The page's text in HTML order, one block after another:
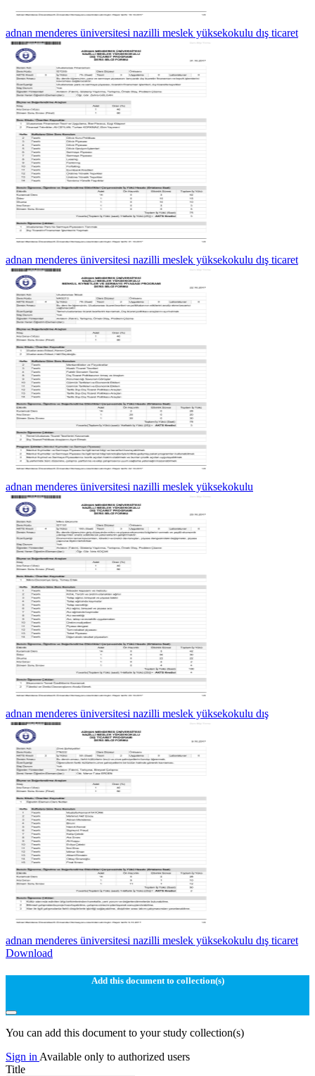
adnan menderes üniversitesi nazilli meslek yüksekokulu dış ticaret
adnan menderes üniversitesi nazilli meslek yüksekokulu dış ticaret
adnan menderes üniversitesi nazilli meslek yüksekokulu
adnan menderes üniversitesi nazilli meslek yüksekokulu dış
adnan menderes üniversitesi nazilli meslek yüksekokulu dış ticaret
Download
Add this document to collection(s)
You can add this document to your study collection(s)
Sign in Available only to authorized users
Title